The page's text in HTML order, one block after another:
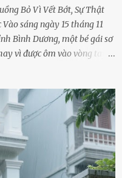
Bỏ Vì Vết Bớt, Sự Thật
sáng ngày 15 tháng 11
Bình Dương, một bé gái sơ
vì được ôm vào vòng tay
Tùng xem như điềm gở. Ông
ở Bình Dương, cùng vợ là
tâm: bỏ lại đứa trẻ. Họ
và ký vào giấy từ chối
bé như một trường hợp bị
– Trần Lệ Mi – vẫn đang